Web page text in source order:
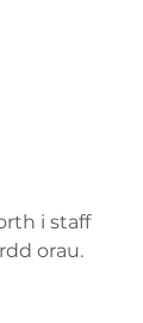
i staff
orau.